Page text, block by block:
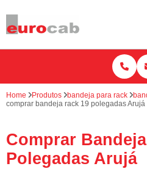
Home Produtos bandeja para rack
comprar bandeja rack 19 polegadas Arujá
Comprar
Polegadas Arujá